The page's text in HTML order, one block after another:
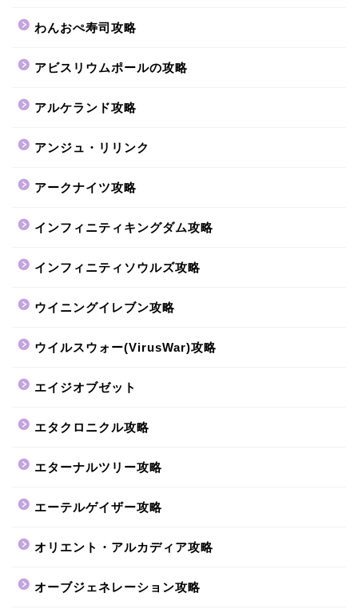
わんおぺ寿司攻略
アビスリウムポールの攻略
アルケランド攻略
アンジュ・リリンク
アークナイツ攻略
インフィニティキングダム攻略
インフィニティソウルズ攻略
ウイニングイレブン攻略
ウイルスウォー(VirusWar)攻略
エイジオブゼット
エタクロニクル攻略
エターナルツリー攻略
エーテルゲイザー攻略
オリエント・アルカディア攻略
オーブジェネレーション攻略